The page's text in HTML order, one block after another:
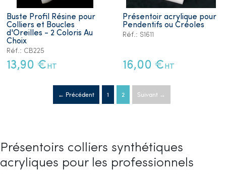
Buste Profil Résine pour
Colliers et Boucles
d'Oreilles - 2 Coloris Au
Choix
Réf.: CB225
13,90 € HT
Présentoir acrylique pour
Pendentifs ou Créoles
Réf.: S1611
16,00 € HT
← Précédent 1 2 Suivant →
Présentoirs colliers synthétiques
acryliques pour les professionnels